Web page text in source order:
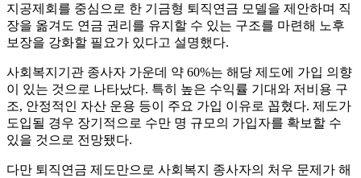
지공제회를 중심으로 한 기금형 퇴직연금 모델을 제안하며 직
장을 옮겨도 연금 권리를 유지할 수 있는 구조를 마련해 노후
보장을 강화할 필요가 있다고 설명했다.
사회복지기관 종사자 가운데 약 60%는 해당 제도에 가입 의향
이 있는 것으로 나타났다. 특히 높은 수익률 기대와 저비용 구
조, 안정적인 자산 운용 등이 주요 가입 이유로 꼽혔다. 제도가
도입될 경우 장기적으로 수만 명 규모의 가입자를 확보할 수
있을 것으로 전망됐다.
다만 퇴직연금 제도만으로 사회복지 종사자의 처우 문제가 해